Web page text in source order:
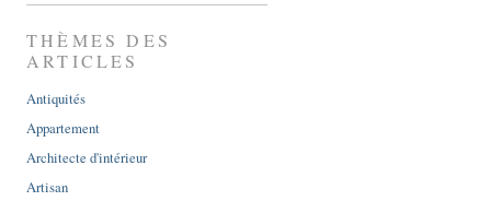
THÈMES DES
ARTICLES
Antiquités
Appartement
Architecte d'intérieur
Artisan